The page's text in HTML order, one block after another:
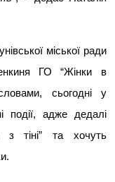
міської ради
ГО “Жінки в
сьогодні у
події, адже дедалі
з тіні” та хочуть